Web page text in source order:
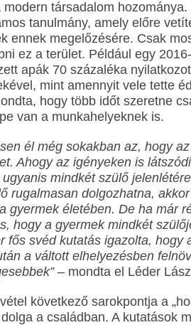
modern társadalom
tanulmány, amely előre
ennek megelőzésére. Csak
ez a terület. Például egy
apák 70 százaléka
mint amennyit vele tette
hogy több időt szeretne
van a munkahelyeknek is.
él még sokakban az, hogy
Ahogy az igényeken is
mindkét szülő
rugalmasan dolgozhatna,
gyermek életében. De ha már
hogy a gyermek mindkét
fős svéd kutatás igazolta, hogy
a váltott elhelyezésben
– mondta el Léder
következő sarokpontja a
a családban. A kutatások